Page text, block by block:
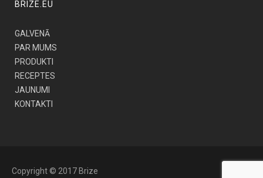
BRIZE.EU
GALVENĀ
PAR MUMS
PRODUKTI
RECEPTES
JAUNUMI
KONTAKTI
Copyright © 2017 Brize